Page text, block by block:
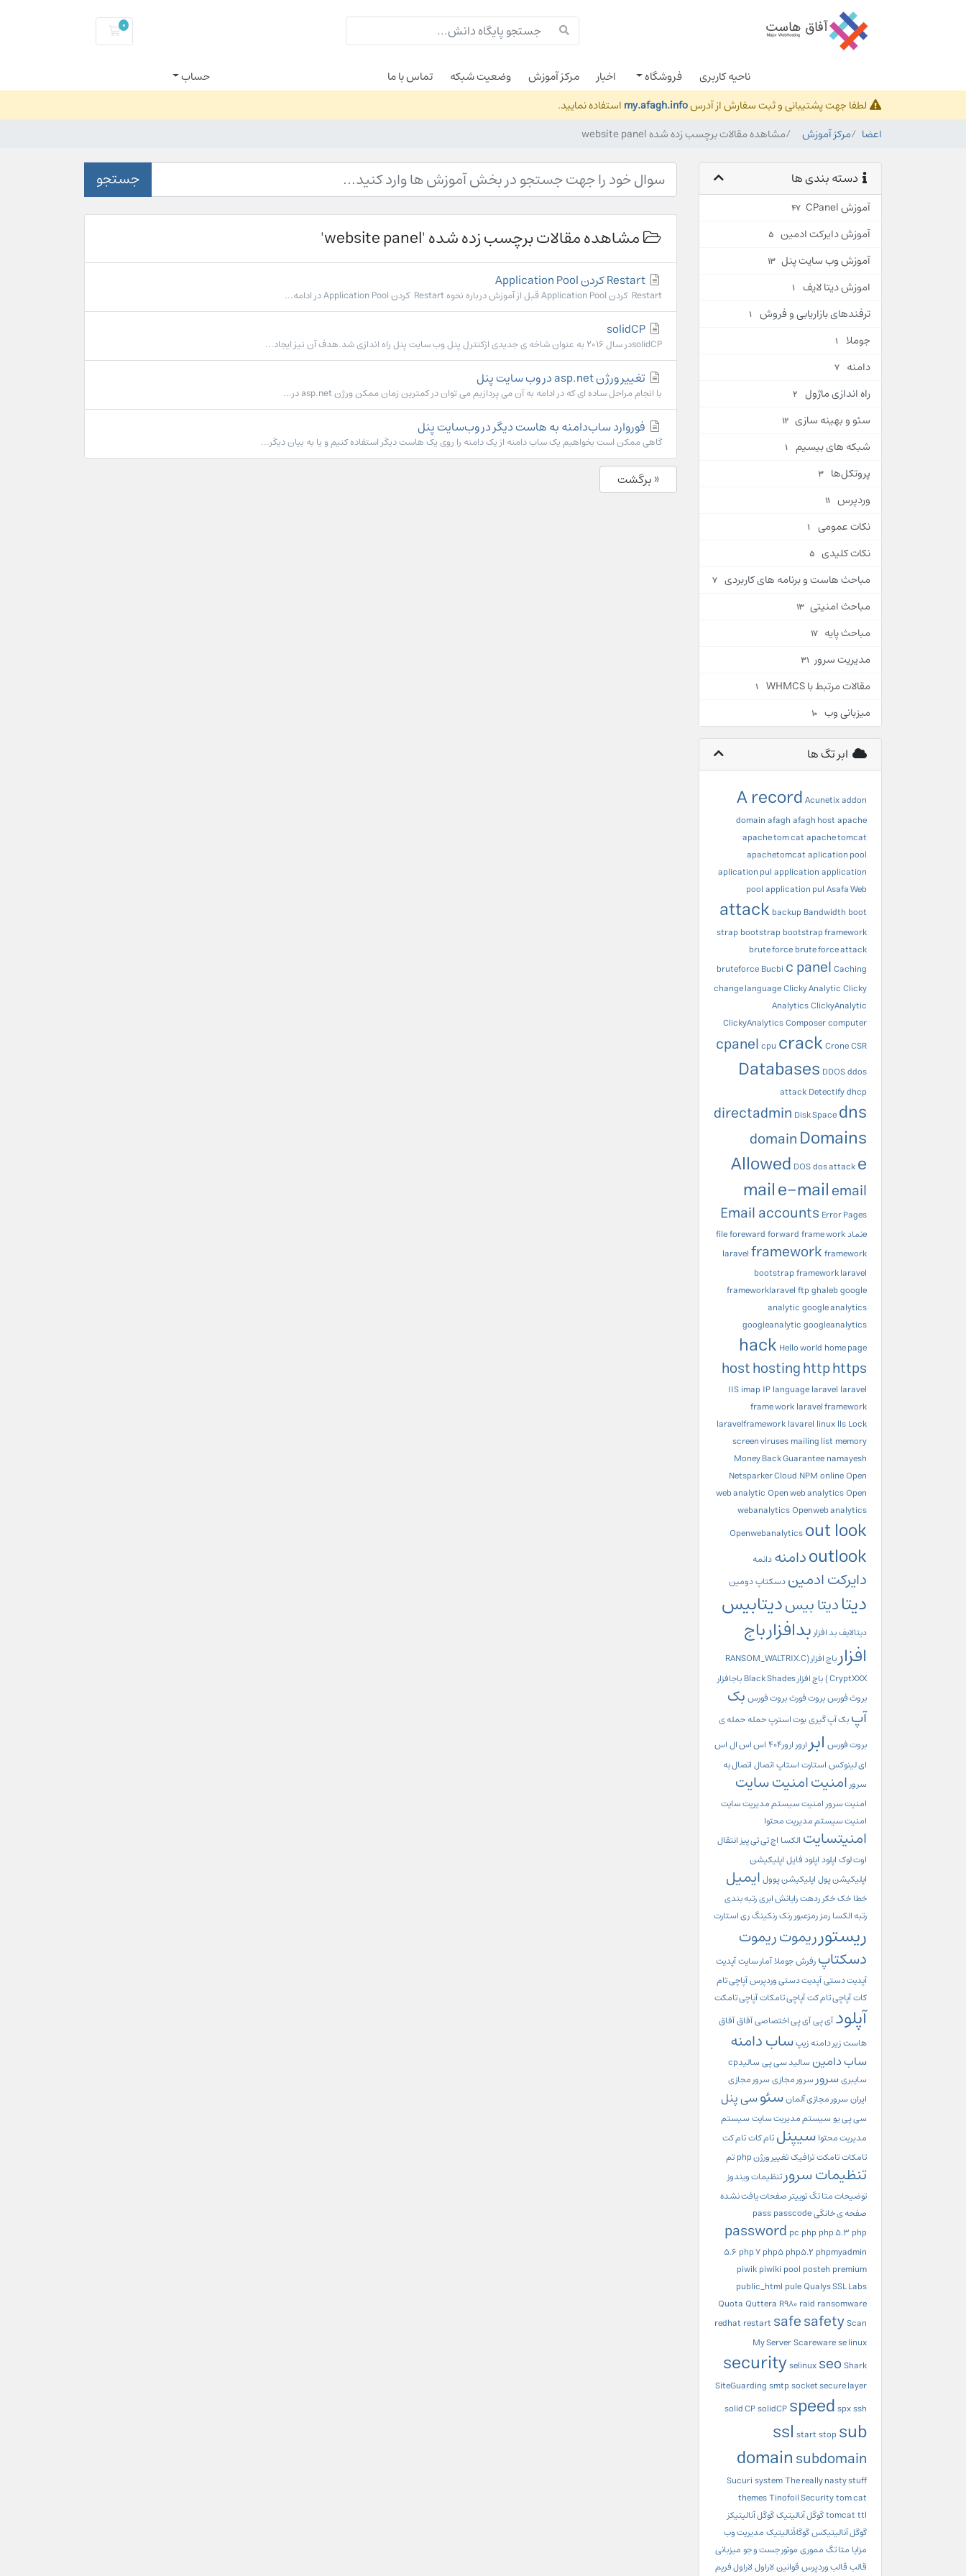
0
ناحیه کاربری فروشگاه اخبار مرکز آموزش وضعیت شبکه تماس با ما حساب
لطفا جهت پشتیبانی و ثبت سفارش از آدرسmy.afagh.info استفاده نمایید.
اعضا
مرکز آموزش مشاهده مقالات برچسب زده شده website panel
دسته بندی ها
آموزش CPanel 47
آموزش دایرکت ادمین 5
آموزش وب سایت پنل 13
اموزش دیتا لایف 1
ترفندهای بازاریابی و فروش 1
جوملا 1
دامنه 7
راه اندازی ماژول 2
سئو و بهینه سازی 12
شبکه های بیسیم 1
پروتکل‌ها 3
وردپرس 11
نکات عمومی 1
نکات کلیدی 5
مباحث هاست و برنامه های کاربردی 7
مباحث امنیتی 13
مباحث پایه 17
مدیریت سرور 31
مقالات مرتبط با WHMCS 1
میزبانی وب 10
ابر تگ ها
A recordAcunetixaddon
domainafaghafagh hostapache
apache tom catapache tomcat
apachetomcataplication pool
aplication pulapplicationapplication
poolapplication pulAsafa Web
attack backup Bandwidth boot
strap bootstrap bootstrap framework
brute forcebrute force attack
bruteforceBucbi c panelCaching
change languageClicky AnalyticClicky
AnalyticsClickyAnalytic
ClickyAnalyticsComposercomputer
cpanelcpu crackCroneCSR
Databases DDOSddos
attackDetectifydhcp
directadmin Disk Spacedns
domainDomains
Allowed DOSdos attacke
maile-mailemail
Email accounts Error Pages
eنماد
fileforewardforwardframe work
laravelframeworkframework
bootstrapframework laravel
frameworklaravelftpghalebgoogle
analyticgoogle analytics
googleanalyticgoogleanalytics
hack Hello world home page
hosthostinghttphttps
IISimap IPlanguagelaravel laravel
frame worklaravel framework
laravelframeworklavarel linuxllsLock
screen virusesmailing list memory
Money Back Guaranteenamayesh
Netsparker Cloud NPMonlineOpen
web analytic Open web analyticsOpen
webanalyticsOpenweb analytics
Openwebanalyticsout look
outlookدامنهدانمه
دایرکت ادمیندسکتاپدومین
دیتادیتا بیسدیتابیس
دیتالایفبد افزاربدافزارباج
افزار
باج افزار (RANSOM_WALTRIX.C
CryptXXX ) باج افزار Black Shades
باجافزار
بروث فورسبروت فورثبروت فورسبک
آپبک آپ گیریبوت استرپحملهحمله ی
بروت فورس ابرارورارور404 اس اس الاس
ای لینوکساستارتاستاپاتصالاتصال به
سرورامنیتامنیت سایت
امنیت سرورامنیت سیستم مدیریت سایت
امنیت سیستم مدیریت محتوا
امنیتسایت الکسا اچ تی تی پیزانتقال
اوت لوکاپلوداپلود فایلاپلیکیشن
اپلیکیشن پولاپلیکیشن پوولایمیل
خطاخکخکرردهترایانش ابریرتبه بندی
رتبه الکسارمزرمزعبوررنکرنکینگری استارت
ریستورریموتریموت
دسکتاپرفرشجوملاآمار سایتآپدیت
آپدیت دستیآپدیت دستی وردپرسآپاچی تام
کاتآپاچی تام کتآپاچی تامکاتآپاچی تامکت
آپلودآی پیآی پی اختصاصیآفاقآفاق
هاستزیر دامنهزیپساب دامنه
ساب دامینسالید سی پیسالیدcp
سایبریسرورسرور مجازیسرور مجازی
ایرانسرور مجازی آلمانسئوسی پنل
سی پی یوسیستم مدیریت سایتسیستم
مدیریت محتواسیپنلتام کاتتام کت
تامکاتتامکتترافیکتغییر ورژن php تم
تنظیمات سرورتنظیمات ویندوز
توضیحات متا تگتوییترصفحات یافت نشده
صفحه ی خانگی
passpasscode
password pc php php 5.3 php
5.6 php 7php5php5.2 phpmyadmin
piwikpiwiki pool posteh premium
public_html puleQualys SSL Labs
Quota Quttera R980raid ransomware
redhat restart safesafetyScan
My ServerScarewarese linux
securityselinuxseoShark
SiteGuardingsmtpsocket secure layer
solid CPsolidCPspeedspxssh
ssl startstop sub
domainsubdomain
SucurisystemThe really nasty stuff
themesTinofoil Securitytom cat
tomcatttl گوگل آنالیتیکگوگل آنالیتیکز
گوگل آنالیتیکسگوگلآنالیتیکمدیریت وب
مزایا متا تگمموریموتور جست و جومیزبانی
قالبقالب وردپرسقوانینلاراوللاراول فریم
جستجو
مشاهده مقالات برچسب زده شده 'website panel'
Restart کردن Application Pool قبل از آموزش درباره نحوه Restart کردن Application Pool در ادامه...
solidCPدر سال 2016 به عنوان شاخه ی جدیدی ازکنترل پنل وب سایت پنل راه اندازی شد.هدف آن نیز ایجاد...
تغییر ورژن asp.net در وب سایت پنل
با انجام مراحل ساده ای که در ادامه به آن می پردازیم می توان در کمترین زمان ممکن ورژن asp.net در...
فوروارد ساب‌دامنه به هاست دیگر در وب‌سایت پنل
گاهی ممکن است بخواهیم یک ساب دامنه از یک دامنه را روی یک هاست دیگر استفاده کنیم و یا به بیان دیگر...
« برگشت